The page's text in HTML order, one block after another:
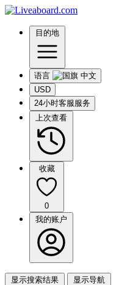
目的地
语言
USD
24小时客服服务
上次查看
收藏
0
我的账户
显示搜索结果 显示导航